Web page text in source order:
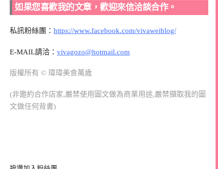
如果您喜歡我的文章，歡迎來信洽談合作。
私訊粉絲團： https://www.facebook.com/vivaweiblog/
E-MAIL請洽： vivagozo@hotmail.com
版權所有 © 瑋瑋美食萬歲
(非邀約合作店家,嚴禁使用圖文做為商業用途,嚴禁擷取我的圖
文做任何背書)